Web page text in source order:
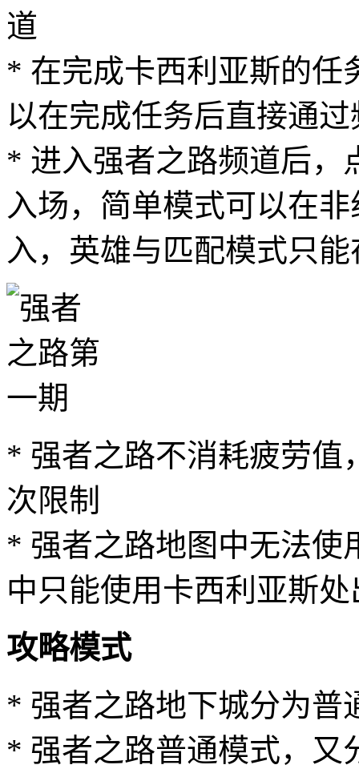
道
* 在完成卡西利亚斯的任
以在完成任务后直接通
* 进入强者之路频道后，
入场，简单模式可以在
入，英雄与匹配模式只
* 强者之路不消耗疲劳值
次限制
* 强者之路地图中无法使
中只能使用卡西利亚斯
攻略模式
* 强者之路地下城分为普
* 强者之路普通模式，又